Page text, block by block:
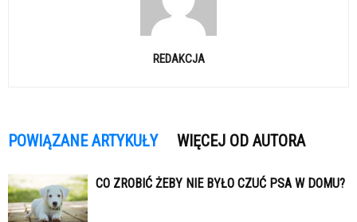
REDAKCJA
POWIĄZANE ARTYKUŁY WIĘCEJ OD AUTORA
CO ZROBIĆ ŻEBY NIE BYŁO CZUĆ PSA W DOMU?